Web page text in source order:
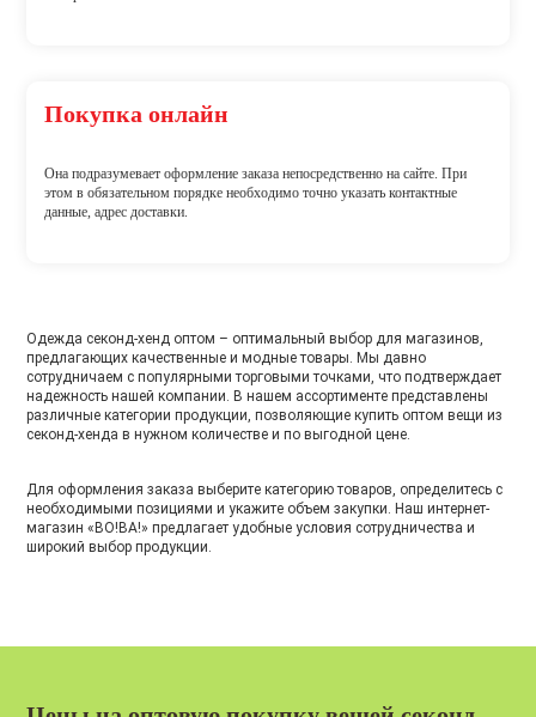
Покупка онлайн
Она подразумевает оформление заказа непосредственно на сайте. При
этом в обязательном порядке необходимо точно указать контактные
данные, адрес доставки.
Одежда секонд-хенд оптом – оптимальный выбор для магазинов,
предлагающих качественные и модные товары. Мы давно
сотрудничаем с популярными торговыми точками, что подтверждает
надежность нашей компании. В нашем ассортименте представлены
различные категории продукции, позволяющие купить оптом вещи из
секонд-хенда в нужном количестве и по выгодной цене.
Для оформления заказа выберите категорию товаров, определитесь с
необходимыми позициями и укажите объем закупки. Наш интернет-
магазин «ВО!ВА!» предлагает удобные условия сотрудничества и
широкий выбор продукции.